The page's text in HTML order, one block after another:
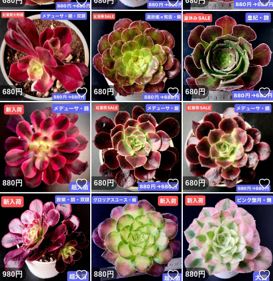
680円 いいね！
680円 いいね！
680円
880円 いいね！
680円 いいね！
680円
980円 いいね！
880円 いいね！
880円